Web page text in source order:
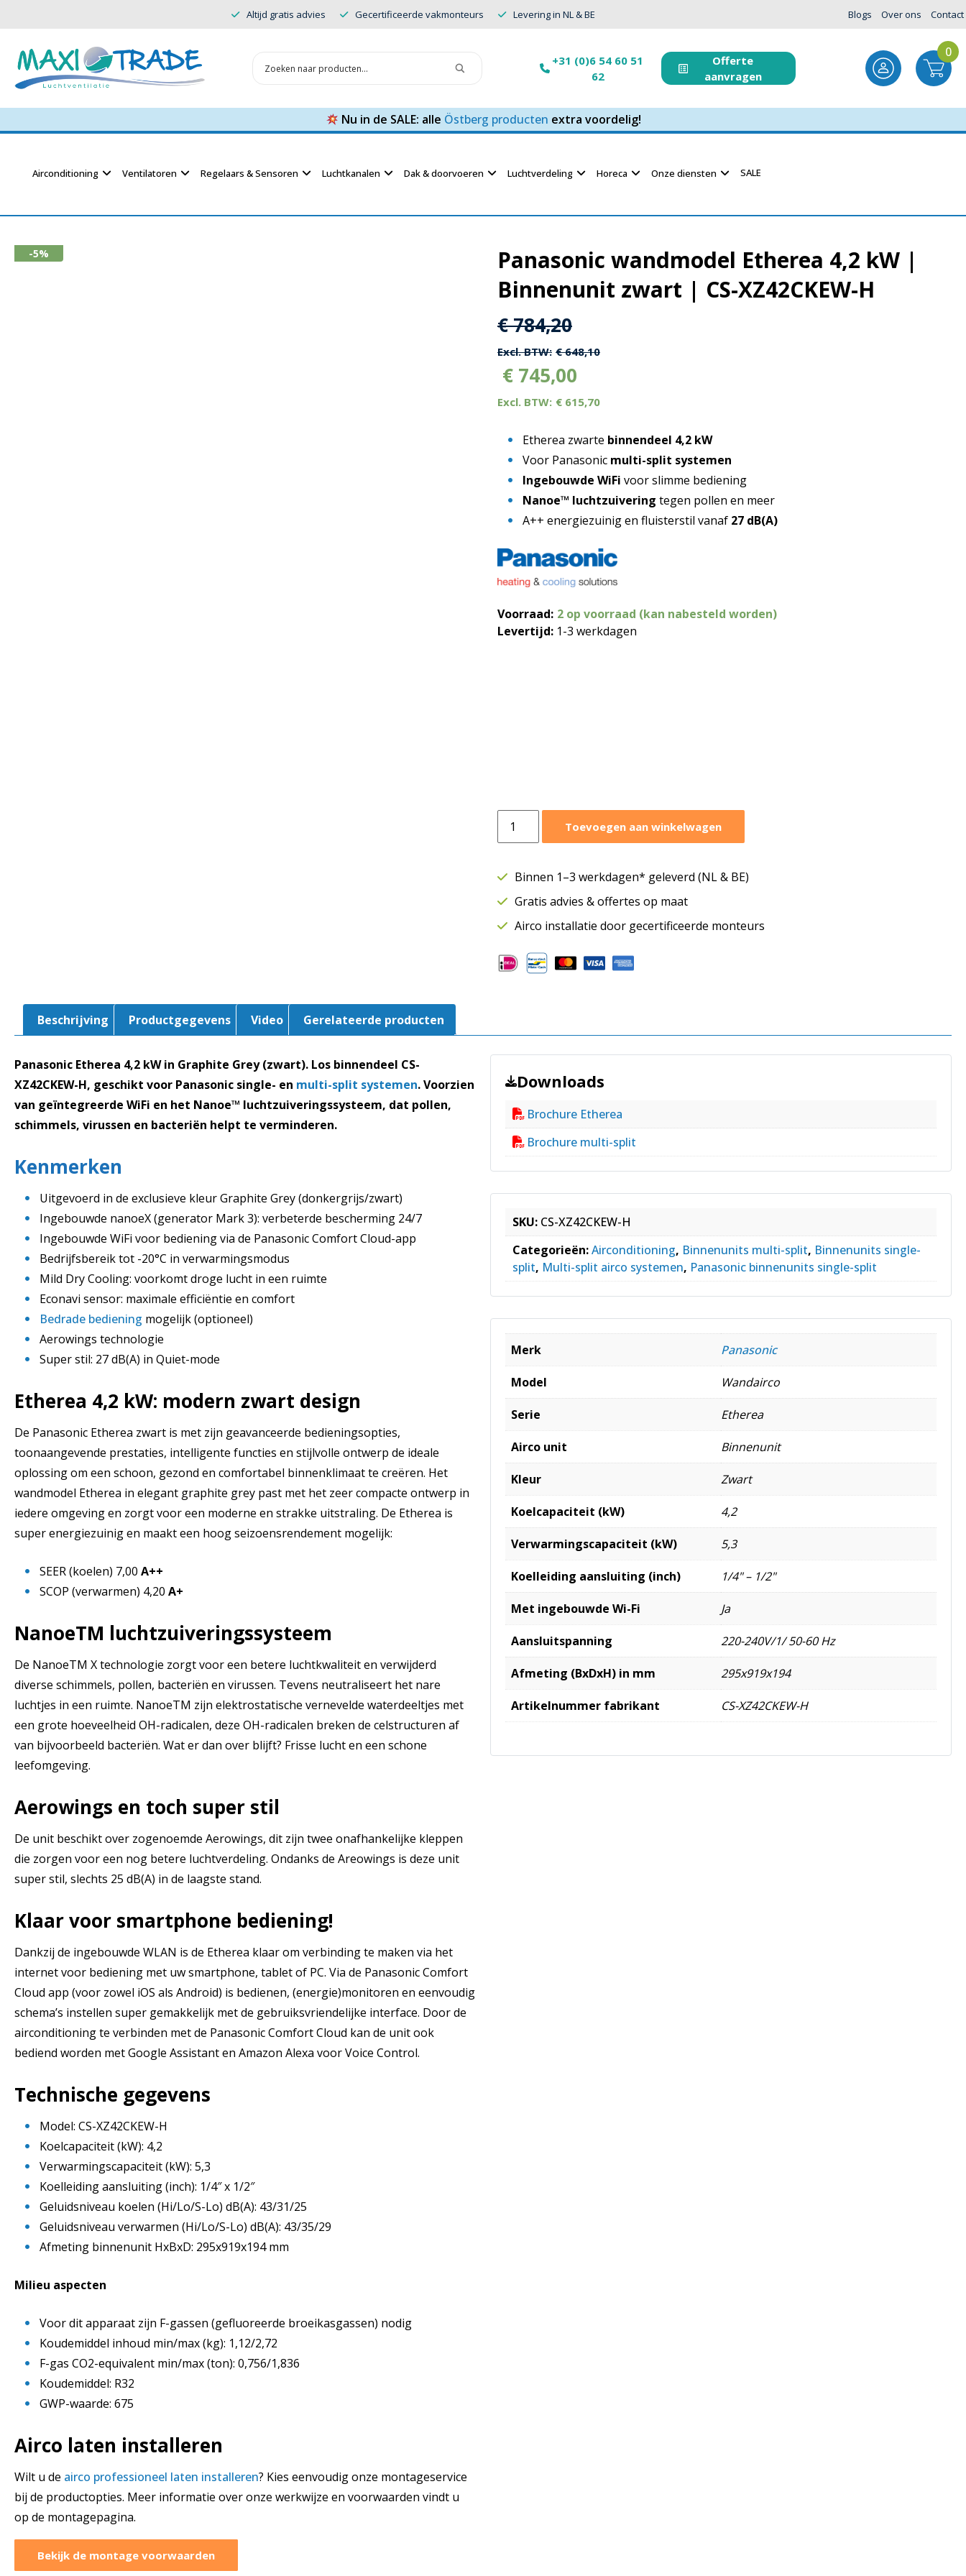
Altijd gratis advies Gecertificeerde vakmonteurs Levering in NL & BE Blogs Over ons Contact
+31 (0)6 54 60 51
62
Offerte
aanvragen
0
Nu in de SALE: alle Östberg producten extra voordelig!
Airconditioning Ventilatoren Regelaars & Sensoren Luchtkanalen Dak & doorvoeren Luchtverdeling Horeca Onze diensten SALE
-5%
Panasonic wandmodel Etherea 4,2 kW |
Binnenunit zwart | CS-XZ42CKEW-H
Oorspronkelijke
prijs
was:
€ 784,20.
€784,20Huidige
prijs
is:
€ 784,20.
€648,10
€ 745,00
€ 615,70
Etherea zwarte binnendeel 4,2 kW
Voor Panasonic multi-split systemen
Ingebouwde WiFi voor slimme bediening
Nanoe™ luchtzuivering tegen pollen en meer
A++ energiezuinig en fluisterstil vanaf 27 dB(A)
Voorraad: 2 op voorraad (kan nabesteld worden)
Levertijd: 1-3 werkdagen
wandmodel
4,2
|
Binnenunit
|
CS-
Toevoegen aan winkelwagen
Binnen 1–3 werkdagen* geleverd (NL & BE)
Gratis advies & offertes op maat
Airco installatie door gecertificeerde monteurs
Beschrijving Productgegevens Video Gerelateerde producten
Panasonic Etherea 4,2 kW in Graphite Grey (zwart). Los binnendeel CS-
XZ42CKEW-H, geschikt voor Panasonic single- en multi-split systemen. Voorzien
van geïntegreerde WiFi en het Nanoe™ luchtzuiveringssysteem, dat pollen,
schimmels, virussen en bacteriën helpt te verminderen.
Kenmerken
Uitgevoerd in de exclusieve kleur Graphite Grey (donkergrijs/zwart)
Ingebouwde nanoeX (generator Mark 3): verbeterde bescherming 24/7
Ingebouwde WiFi voor bediening via de Panasonic Comfort Cloud-app
Bedrijfsbereik tot -20°C in verwarmingsmodus
Mild Dry Cooling: voorkomt droge lucht in een ruimte
Econavi sensor: maximale efficiëntie en comfort
Bedrade bediening mogelijk (optioneel)
Aerowings technologie
Super stil: 27 dB(A) in Quiet-mode
Etherea 4,2 kW: modern zwart design
De Panasonic Etherea zwart is met zijn geavanceerde bedieningsopties,
toonaangevende prestaties, intelligente functies en stijlvolle ontwerp de ideale
oplossing om een schoon, gezond en comfortabel binnenklimaat te creëren. Het
wandmodel Etherea in elegant graphite grey past met het zeer compacte ontwerp in
iedere omgeving en zorgt voor een moderne en strakke uitstraling. De Etherea is
super energiezuinig en maakt een hoog seizoensrendement mogelijk:
SEER (koelen) 7,00 A++
SCOP (verwarmen) 4,20 A+
NanoeTM luchtzuiveringssysteem
De NanoeTM X technologie zorgt voor een betere luchtkwaliteit en verwijderd
diverse schimmels, pollen, bacteriën en virussen. Tevens neutraliseert het nare
luchtjes in een ruimte. NanoeTM zijn elektrostatische vernevelde waterdeeltjes met
een grote hoeveelheid OH-radicalen, deze OH-radicalen breken de celstructuren af
van bijvoorbeeld bacteriën. Wat er dan over blijft? Frisse lucht en een schone
leefomgeving.
Aerowings en toch super stil
De unit beschikt over zogenoemde Aerowings, dit zijn twee onafhankelijke kleppen
die zorgen voor een nog betere luchtverdeling. Ondanks de Areowings is deze unit
super stil, slechts 25 dB(A) in de laagste stand.
Klaar voor smartphone bediening!
Dankzij de ingebouwde WLAN is de Etherea klaar om verbinding te maken via het
internet voor bediening met uw smartphone, tablet of PC. Via de Panasonic Comfort
Cloud app (voor zowel iOS als Android) is bedienen, (energie)monitoren en eenvoudig
schema’s instellen super gemakkelijk met de gebruiksvriendelijke interface. Door de
airconditioning te verbinden met de Panasonic Comfort Cloud kan de unit ook
bediend worden met Google Assistant en Amazon Alexa voor Voice Control.
Technische gegevens
Model: CS-XZ42CKEW-H
Koelcapaciteit (kW): 4,2
Verwarmingscapaciteit (kW): 5,3
Koelleiding aansluiting (inch): 1/4″ x 1/2″
Geluidsniveau koelen (Hi/Lo/S-Lo) dB(A): 43/31/25
Geluidsniveau verwarmen (Hi/Lo/S-Lo) dB(A): 43/35/29
Afmeting binnenunit HxBxD: 295x919x194 mm
Milieu aspecten
Voor dit apparaat zijn F-gassen (gefluoreerde broeikasgassen) nodig
Koudemiddel inhoud min/max (kg): 1,12/2,72
F-gas CO2-equivalent min/max (ton): 0,756/1,836
Koudemiddel: R32
GWP-waarde: 675
Airco laten installeren
Wilt u de airco professioneel laten installeren? Kies eenvoudig onze montageservice
bij de productopties. Meer informatie over onze werkwijze en voorwaarden vindt u
op de montagepagina.
Bekijk de montage voorwaarden
Downloads
Brochure Etherea
Brochure multi-split
SKU: CS-XZ42CKEW-H
Categorieën:Airconditioning, Binnenunits multi-split, Binnenunits single-
split, Multi-split airco systemen, Panasonic binnenunits single-split
Merk Panasonic
Model Wandairco
Serie Etherea
Airco unit Binnenunit
Kleur Zwart
Koelcapaciteit (kW) 4,2
Verwarmingscapaciteit (kW) 5,3
Koelleiding aansluiting (inch) 1/4" – 1/2"
Met ingebouwde Wi-Fi Ja
Aansluitspanning 220-240V/1/ 50-60 Hz
Afmeting (BxDxH) in mm 295x919x194
Artikelnummer fabrikant CS-XZ42CKEW-H